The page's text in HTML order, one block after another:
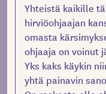
Yhteistä kaikille
hirviöohjaajan
omasta
ohjaaja on voinut
Yks kaks käykin
yhtä painavin